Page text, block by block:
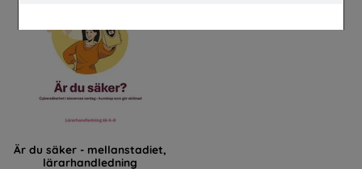
Är du säker - mellanstadiet,
lärarhandledning